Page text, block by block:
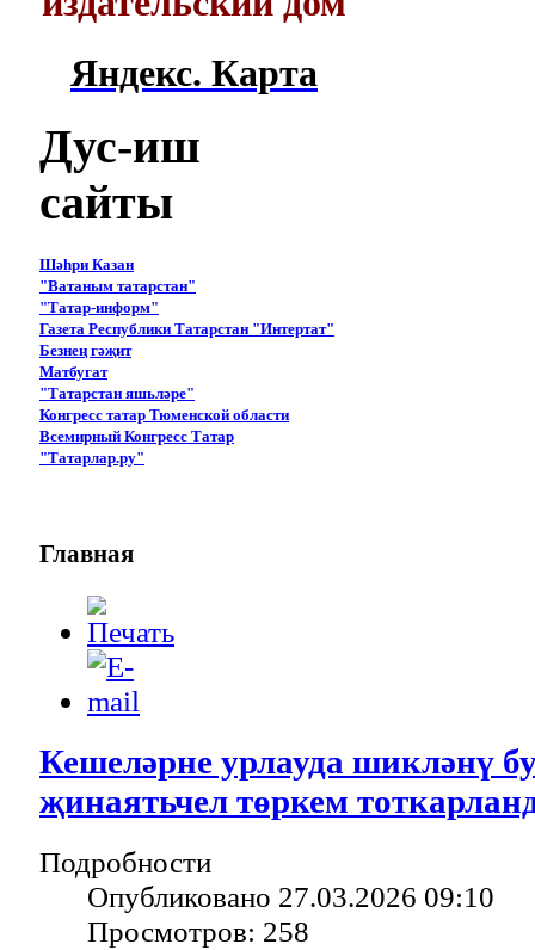
Яндекс. Карта
Дус-иш
сайты
Шәһри Казан
"Ватаным татарстан"
"Татар-информ"
Газета Республики Татарстан "Интертат"
Безнең гәҗит
Матбугат
"Татарстан яшьләре"
Конгресс татар Тюменской области
Всемирный Конгресс Татар
"Татарлар.ру"
Главная
Кешеләрне урлауда шикләнү
җинаятьчел төркем
Подробности
Опубликовано 27.03.2026 09:10
Просмотров: 258